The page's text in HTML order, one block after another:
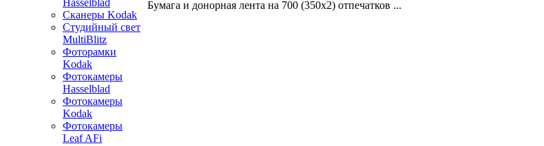
Бумага и донорная лента на 700 (350х2) отпечатков ...
Hasselblad
Сканеры Kodak
Студийный свет
MultiBlitz
Фоторамки
Kodak
Фотокамеры
Hasselblad
Фотокамеры
Kodak
Фотокамеры
Leaf AFi